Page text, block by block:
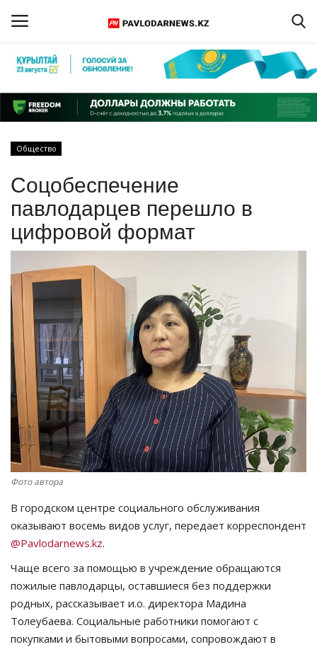
Регистрация
Главная
ПАВЛОДАРСКАЯ ОБЛАСТЬ
КАЗАХСТАН
МИР
СПЕЦПРОЕКТЫ
СПОРТ
Чек-лист
РАЗВЛЕЧЕНИЯ
OFFICIAL
Курултай
Язык
Қазақша Русский
Общество
Соцобеспечение
павлодарцев перешло в
цифровой формат
Фото автора
В городском центре социального обслуживания
оказывают восемь видов услуг, передает корреспондент
@Pavlodarnews.kz.
Чаще всего за помощью в учреждение обращаются
пожилые павлодарцы, оставшиеся без поддержки
родных, рассказывает и.о. директора Мадина
Толеубаева. Социальные работники помогают с
покупками и бытовыми вопросами, сопровождают в